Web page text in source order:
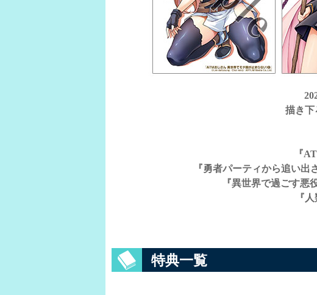
描き下
『
『勇者パーティから追い
『異世界で過ごす
『
特典一覧